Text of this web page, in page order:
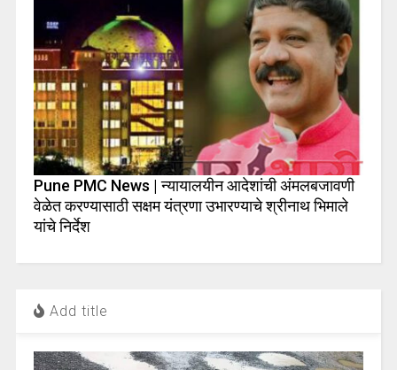
Pune PMC News | न्यायालयीन आदेशांची अंमलबजावणी
वेळेत करण्यासाठी सक्षम यंत्रणा उभारण्याचे श्रीनाथ भिमाले
यांचे निर्देश
Add title